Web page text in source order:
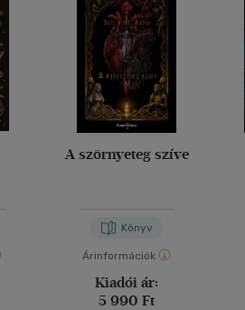
A szörnyeteg szíve
Könyv
Árinformációk
Kiadói ár:
5 990 Ft